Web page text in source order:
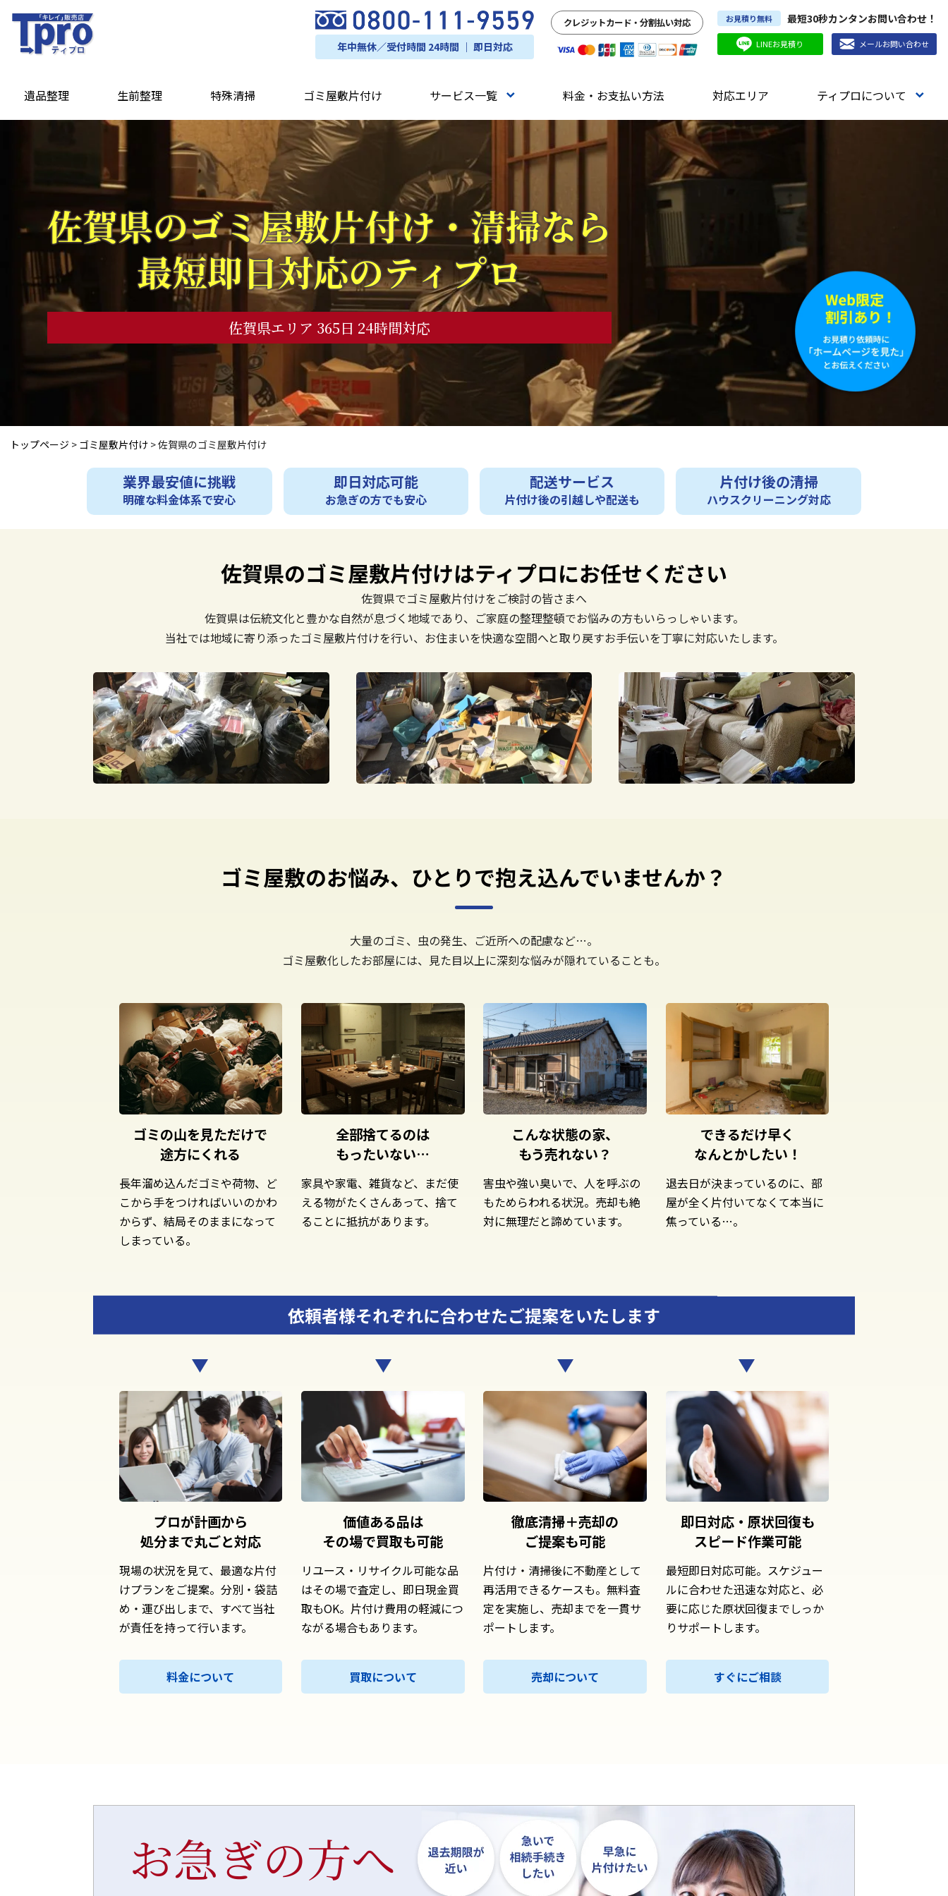
年中無休／受付時間 24時間 ｜ 即日対応
クレジットカード・分割払い対応 お見積り無料 最短30秒カンタンお問い合わせ！
LINEお見積り メールお問い合わせ
遺品整理 生前整理 特殊清掃 ゴミ屋敷片付け サービス一覧 料金・お支払い方法 対応エリア ティプロについて
佐賀県のゴミ屋敷片付け・清掃なら
最短即日対応のティプロ
佐賀県エリア 365日 24時間対応
トップページ > ゴミ屋敷片付け >佐賀県のゴミ屋敷片付け
業界最安値に挑戦
明確な料金体系で安心
即日対応可能
お急ぎの方でも安心
配送サービス
片付け後の引越しや配送も
片付け後の清掃
ハウスクリーニング対応
佐賀県のゴミ屋敷片付けはティプロにお任せください
佐賀県でゴミ屋敷片付けをご検討の皆さまへ
佐賀県は伝統文化と豊かな自然が息づく地域であり、ご家庭の整理整頓でお悩みの方もいらっしゃいます。
当社では地域に寄り添ったゴミ屋敷片付けを行い、お住まいを快適な空間へと取り戻すお手伝いを丁寧に対応いたします。
ゴミ屋敷のお悩み、ひとりで抱え込んでいませんか？
大量のゴミ、虫の発生、 ご近所への配慮など…。
ゴミ屋敷化したお部屋には、 見た目以上に深刻な悩みが隠れていることも。
ゴミの山を見ただけで
途方にくれる
長年溜め込んだゴミや荷物、ど
こから手をつければいいのかわ
からず、結局そのままになって
しまっている。
全部捨てるのは
もったいない…
家具や家電、雑貨など、まだ使
える物がたくさんあって、捨て
ることに抵抗があります。
こんな状態の家、
もう売れない？
害虫や強い臭いで、人を呼ぶの
もためらわれる状況。売却も絶
対に無理だと諦めています。
できるだけ早く
なんとかしたい！
退去日が決まっているのに、部
屋が全く片付いてなくて本当に
焦っている…。
依頼者様それぞれに合わせたご提案をいたします
プロが計画から
処分まで丸ごと対応
現場の状況を見て、最適な片付
けプランをご提案。分別・袋詰
め・運び出しまで、すべて当社
が責任を持って行います。
料金について
価値ある品は
その場で買取も可能
リユース・リサイクル可能な品
はその場で査定し、即日現金買
取もOK。片付け費用の軽減につ
ながる場合もあります。
買取について
徹底清掃＋売却の
ご提案も可能
片付け・清掃後に不動産として
再活用できるケースも。無料査
定を実施し、売却までを一貫サ
ポートします。
売却について
即日対応・原状回復も
スピード作業可能
最短即日対応可能。スケジュー
ルに合わせた迅速な対応と、必
要に応じた原状回復までしっか
りサポートします。
すぐにご相談
お急ぎの方へ